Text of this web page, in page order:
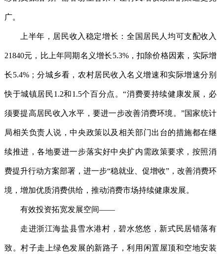
广。
上半年，居民收入稳定增长：全国居民人均可支配收入
21840元，比上年同期名义增长5.3%，扣除价格因素，实际增
长5.4%；分城乡看，农村居民收入名义增速和实际增速分别
快于城镇居民1.2和1.5个百分点。“消费要持续健康发展，必
须要提高居民收入水平，要进一步改善消费环境。”国家统计
局相关负责人说，中央政策以及相关部门出台的措施都在继
续推进，各地要进一步落实好中央扩内需政策要求，按照消
费提升行动方案部署，进一步“稳就业、促增收”，改善消费环
境，增加优质消费供给，推动消费市场持续健康发展。
有效投资拓宽发展空间——
走进浙江海盐县雪水港村，碧水悠悠，新式民居错落有
致。村子走上绿色发展的新路子，利用闲置屋顶和空地安装